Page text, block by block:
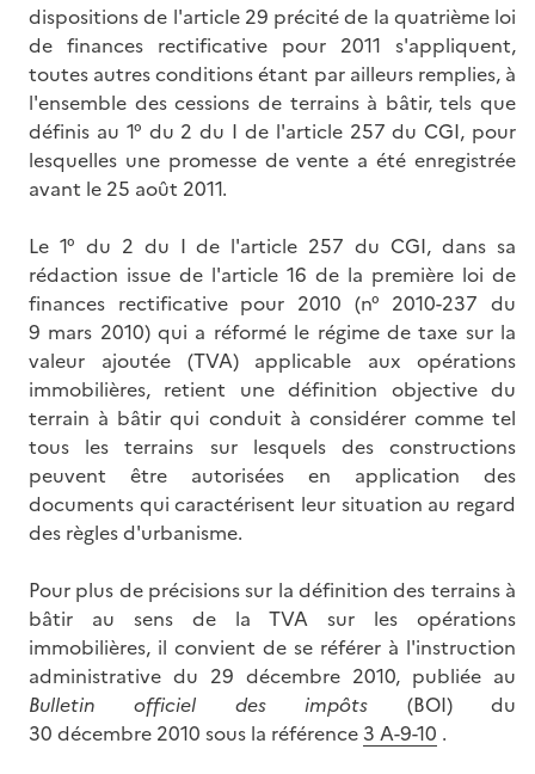
dispositions de l'article 29 précité de la quatrième loi
de finances rectificative pour 2011 s'appliquent,
toutes autres conditions étant par ailleurs remplies, à
l'ensemble des cessions de terrains à bâtir, tels que
définis au 1° du 2 du I de l'article 257 du CGI, pour
lesquelles une promesse de vente a été enregistrée
avant le 25 août 2011.
Le 1° du 2 du I de l'article 257 du CGI, dans sa
rédaction issue de l'article 16 de la première loi de
finances rectificative pour 2010 (n° 2010-237 du
9 mars 2010) qui a réformé le régime de taxe sur la
valeur ajoutée (TVA) applicable aux opérations
immobilières, retient une définition objective du
terrain à bâtir qui conduit à considérer comme tel
tous les terrains sur lesquels des constructions
peuvent être autorisées en application des
documents qui caractérisent leur situation au regard
des règles d'urbanisme.
Pour plus de précisions sur la définition des terrains à
bâtir au sens de la TVA sur les opérations
immobilières, il convient de se référer à l'instruction
administrative du 29 décembre 2010, publiée au
Bulletin officiel des impôts (BOI) du
30 décembre 2010 sous la référence 3 A-9-10 .